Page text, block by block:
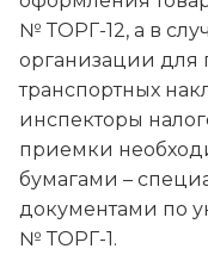
№ ТОРГ-12, а в
организации для
транспортных
инспекторы
приемки
бумагами –
документами по
№ ТОРГ-1.